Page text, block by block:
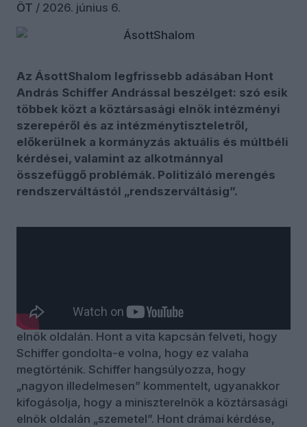
ÖT / 2026. június 6.
Az ÁsottShalom legfrissebb adásában Hont
András Schiffer Andrással beszélget: szó esik
többek közt a köztársasági elnök intézményi
szerepéről és az intézménytiszteletről,
előkerülnek a kormányzás aktuális és múltbéli
kérdései, valamint az alkotmánnyal
összefüggő problémák. Politizáló merengés
rendszerváltástól „rendszerváltásig”.
apropóján, hogy Schiffer András kommentvitába
keveredett a miniszterelnökkel a köztársasági
elnök oldalán. Hont a vita kapcsán felveti, hogy
Schiffer gondolta-e volna, hogy ez valaha
megtörténik. Schiffer hangsúlyozza, hogy
„nagyon illedelmesen” kommentelt, ugyanakkor
kifogásolja, hogy a miniszterelnök a köztársasági
elnök oldalán „szemetel”. Hont drámai kérdése,